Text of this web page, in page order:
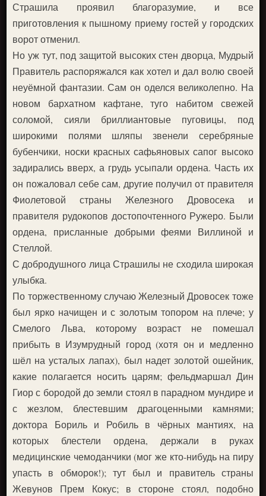
Страшила проявил благоразумие, и все
приготовления к пышному приему гостей у городских
ворот отменил.
Но уж тут, под защитой высоких стен дворца, Мудрый
Правитель распоряжался как хотел и дал волю своей
неуёмной фантазии. Сам он оделся великолепно. На
новом бархатном кафтане, туго набитом свежей
соломой, сияли бриллиантовые пуговицы, под
широкими полями шляпы звенели серебряные
бубенчики, носки красных сафьяновых сапог высоко
задирались вверх, а грудь усыпали ордена. Часть их
он пожаловал себе сам, другие получил от правителя
Фиолетовой страны Железного Дровосека и
правителя рудокопов достопочтенного Ружеро. Были
ордена, присланные добрыми феями Виллиной и
Стеллой.
С добродушного лица Страшилы не сходила широкая
улыбка.
По торжественному случаю Железный Дровосек тоже
был ярко начищен и с золотым топором на плече; у
Смелого Льва, которому возраст не помешал
прибыть в Изумрудный город (хотя он и медленно
шёл на усталых лапах), был надет золотой ошейник,
какие полагается носить царям; фельдмаршал Дин
Гиор с бородой до земли стоял в парадном мундире и
с жезлом, блестевшим драгоценными камнями;
доктора Бориль и Робиль в чёрных мантиях, на
которых блестели ордена, держали в руках
медицинские чемоданчики (мог же кто-нибудь на пиру
упасть в обморок!); тут был и правитель страны
Жевунов Прем Кокус; в стороне стоял, подобно